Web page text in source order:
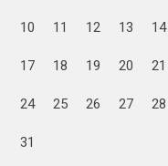
10 11 12 13 14
17 18 19 20 21
24 25 26 27 28
31